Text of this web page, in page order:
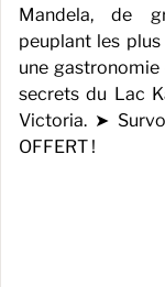
Mandela, de
peuplant les
une gastronomie
secrets du Lac
Victoria. ➤
OFFERT !